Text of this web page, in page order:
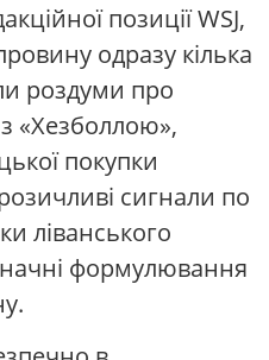
позиції WSJ,
одразу кілька
роздуми про
«Хезболлою»,
покупки
сигнали по
ліванського
формулювання